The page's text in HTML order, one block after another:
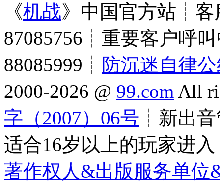
《机战》中国官方站┊客
87085756┊重要客户呼
88085999┊ 防沉迷自律
2000-2026 @ 99.com All
字（2007）06号 ┊新出
适合16岁以上的玩家进入
著作权人&出版服务单位